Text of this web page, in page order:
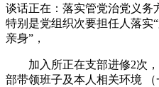
谈话正在：落实管党治党义务
特别是党组织次要担任人落实
亲身”，
加入所正在支部进修2次，
部带领班子及本人相关环境